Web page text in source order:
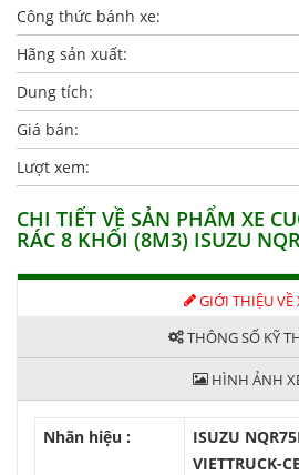
Công thức bánh xe:
Hãng sản xuất:
Dung tích:
Giá bán:
Lượt xem:
CHI TIẾT VỀ SẢN PHẨM XE
RÁC 8 KHỐI (8M3) ISUZU
GIỚI THIỆU VỀ
THÔNG SỐ KỸ
HÌNH ẢNH
Nhãn hiệu :
ISUZU
VIETTRUCK-